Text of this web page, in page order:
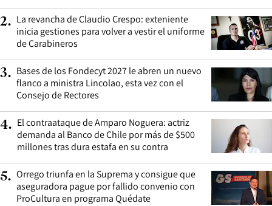
2. La revancha de Claudio Crespo: exteniente
inicia gestiones para volver a vestir el uniforme
de Carabineros
3. Bases de los Fondecyt 2027 le abren un nuevo
flanco a ministra Lincolao, esta vez con el
Consejo de Rectores
4. El contraataque de Amparo Noguera: actriz
demanda al Banco de Chile por más de $500
millones tras dura estafa en su contra
5. Orrego triunfa en la Suprema y consigue que
aseguradora pague por fallido convenio con
ProCultura en programa Quédate